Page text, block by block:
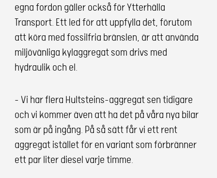
egna fordon gäller också för Ytterhälla
Transport. Ett led för att uppfylla det, förutom
att köra med fossilfria bränslen, är att använda
miljövänliga kylaggregat som drivs med
hydraulik och el.
­– Vi har flera Hultsteins-aggregat sen tidigare
och vi kommer även att ha det på våra nya bilar
som är på ingång. På så sätt får vi ett rent
aggregat istället för en variant som förbränner
ett par liter diesel varje timme.